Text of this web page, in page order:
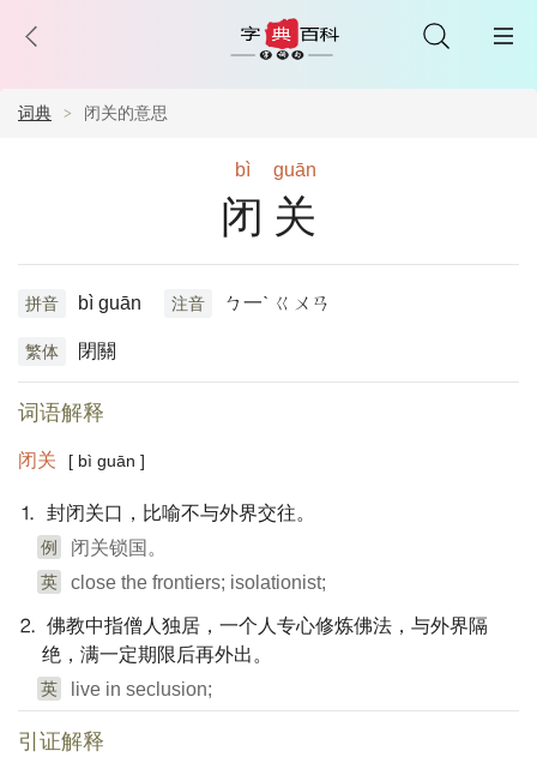
词典 闭关的意思
bì guān
闭关
拼音 bì guān 注音 ㄅ一ˋ ㄍㄨㄢ
繁体 閉關
词语解释
闭关 [ bì guān ]
⒈ 封闭关口，比喻不与外界交往。
例 闭关锁国。
英 close the frontiers; isolationist;
⒉ 佛教中指僧人独居，一个人专心修炼佛法，与外界隔
绝，满一定期限后再外出。
英 live in seclusion;
引证解释